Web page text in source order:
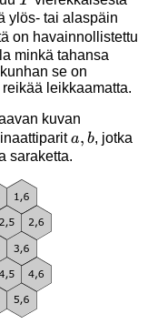
ylös- tai alaspäin
on havainnollistettu
minkä tahansa
se on
leikkaamatta.
kuvan
a,b
a, b, jotka
saraketta.